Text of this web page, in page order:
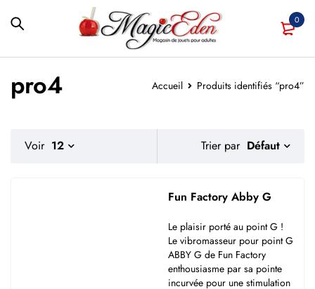
0
Accueil Produits identifiés “pro4”
pro4
Trier par Défaut
Voir 12
Fun Factory Abby G
Le plaisir porté au point G !
Le vibromasseur pour point G
ABBY G de Fun Factory
enthousiasme par sa pointe
incurvée pour une stimulation